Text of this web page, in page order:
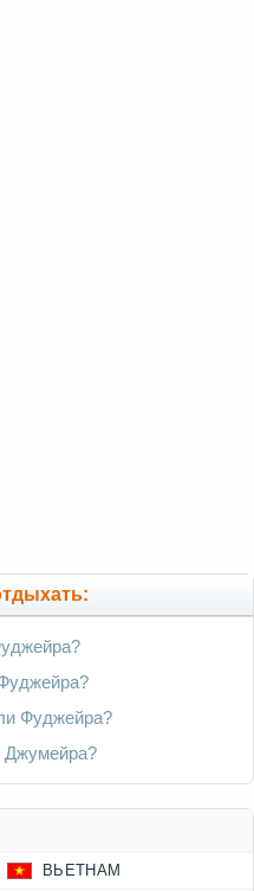
Фуджейра?
Джумейра?
ВЬЕТНАМ